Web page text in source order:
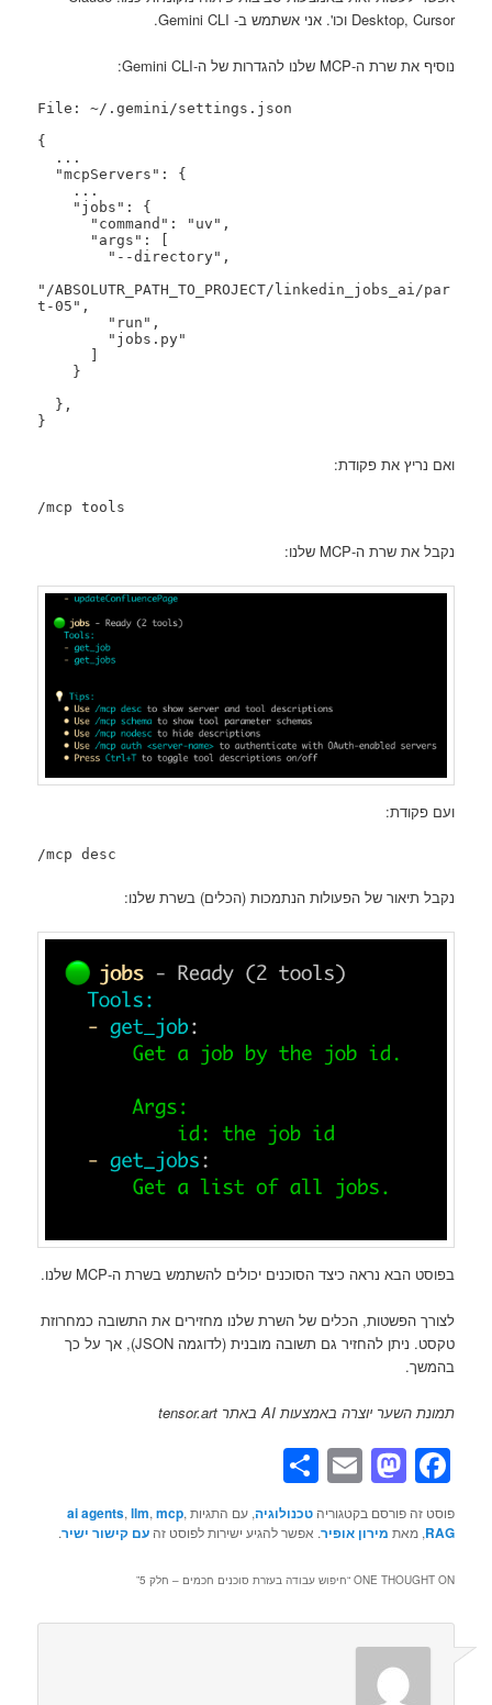
Desktop, Cursor וכו'. אני אשתמש ב- Gemini CLI.
נוסיף את שרת ה-MCP שלנו להגדרות של ה-Gemini CLI:
File: ~/.gemini/settings.json
{
"/ABSOLUTR_PATH_TO_PROJECT/linkedin_jobs_ai/par
t-05",
}
ואם נריץ את פקודת:
/mcp tools
נקבל את שרת ה-MCP שלנו:
ועם פקודת:
/mcp desc
נקבל תיאור של הפעולות הנתמכות (הכלים) בשרת שלנו:
בפוסט הבא נראה כיצד הסוכנים יכולים להשתמש בשרת ה-MCP שלנו.
לצורך הפשטות, הכלים של השרת שלנו מחזירים את התשובה כמחרוזת
טקסט. ניתן להחזיר גם תשובה מובנית (לדוגמה JSON), אך על כך
בהמשך.
תמונת השער יוצרה באמצעות AI באתר tensor.art
Facebook
Mastodon
Email
פוסט זה פורסם בקטגוריהטכנולוגיה, עם התגיות ai agents, llm, mcp,
RAG, מאת מירון אופיר. אפשר להגיע ישירות לפוסט זהעם קישור ישיר.
ONE THOUGHT ON “ חיפוש עבודה בעזרת סוכנים חכמים – חלק 5 ”